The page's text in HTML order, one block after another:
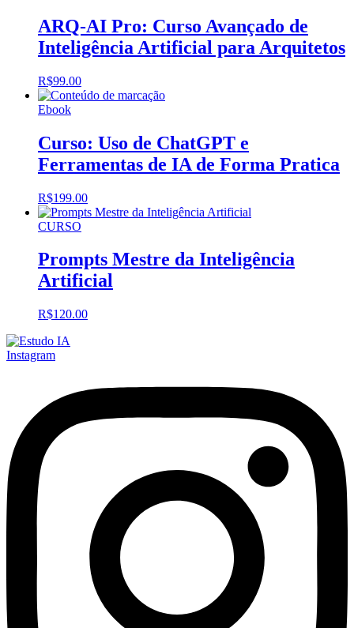
A RQ-AI Pro: Curso Avançado de
Inteligência Artificial para Arquitetos
R$99.00
Ebook
Curso: Uso de ChatGPT e
Ferramentas de IA de Forma Pratica
R$199.00
CURSO
Prompts Mestre da Inteligência
Artificial
R$120.00
Instagram